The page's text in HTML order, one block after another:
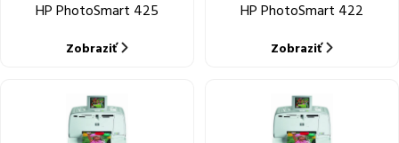
HP PhotoSmart 425
Zobraziť
HP PhotoSmart 422
Zobraziť